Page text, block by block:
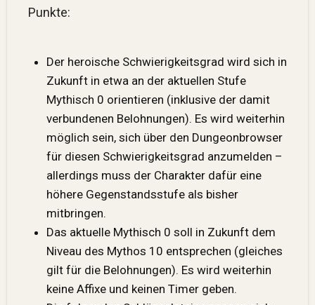
Punkte:
Der heroische Schwierigkeitsgrad wird sich in
Zukunft in etwa an der aktuellen Stufe
Mythisch 0 orientieren (inklusive der damit
verbundenen Belohnungen). Es wird weiterhin
möglich sein, sich über den Dungeonbrowser
für diesen Schwierigkeitsgrad anzumelden –
allerdings muss der Charakter dafür eine
höhere Gegenstandsstufe als bisher
mitbringen.
Das aktuelle Mythisch 0 soll in Zukunft dem
Niveau des Mythos 10 entsprechen (gleiches
gilt für die Belohnungen). Es wird weiterhin
keine Affixe und keinen Timer geben.